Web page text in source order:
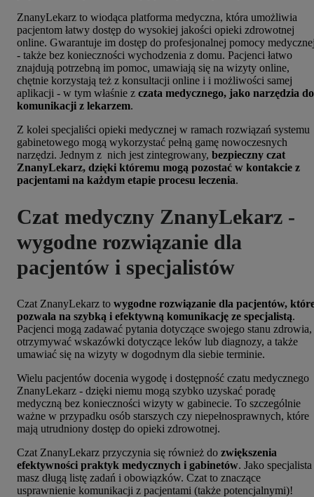
ZnanyLekarz to wiodąca platforma medyczna, która umożliwia
pacjentom łatwy dostęp do wysokiej jakości opieki zdrowotnej
online. Gwarantuje im dostęp do profesjonalnej pomocy
- także bez konieczności wychodzenia z domu. Pacjenci łatwo
znajdują potrzebną im pomoc, umawiają się na wizyty online,
chętnie korzystają też z konsultacji online i i możliwości samej
aplikacji - w tym właśnie z czata medycznego, jako narzędzia do
komunikacji z lekarzem.
Z kolei specjaliści opieki medycznej w ramach rozwiązań systemu
gabinetowego mogą wykorzystać pełną gamę nowoczesnych
narzędzi. Jednym z nich jest zintegrowany, bezpieczny czat
ZnanyLekarz, dzięki któremu mogą pozostać w kontakcie z
pacjentami na każdym etapie procesu leczenia.
Czat medyczny ZnanyLekarz -
wygodne rozwiązanie dla
pacjentów i specjalistów
Czat ZnanyLekarz to wygodne rozwiązanie dla pacjentów,
pozwala na szybką i efektywną komunikację ze specjalistą.
Pacjenci mogą zadawać pytania dotyczące swojego stanu zdrowia,
otrzymywać wskazówki dotyczące leków lub diagnozy, a także
umawiać się na wizyty w dogodnym dla siebie terminie.
Wielu pacjentów docenia wygodę i dostępność czatu medycznego
ZnanyLekarz - dzięki niemu mogą szybko uzyskać poradę
medyczną bez konieczności wizyty w gabinecie. To szczególnie
ważne w przypadku osób starszych czy niepełnosprawnych, które
mają utrudniony dostęp do opieki zdrowotnej.
Czat ZnanyLekarz przyczynia się również do zwiększenia
efektywności praktyk medycznych i gabinetów. Jako specjalista
masz długą listę zadań i obowiązków. Czat to znaczące
usprawnienie komunikacji z pacjentami (także potencjalnymi)!